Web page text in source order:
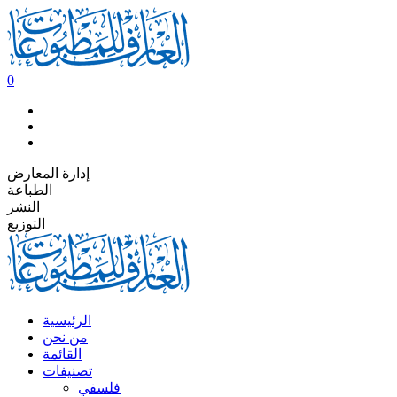
0
إدارة المعارض
الطباعة
النشر
التوزيع
الرئيسية
من نحن
القائمة
تصنيفات
فلسفي